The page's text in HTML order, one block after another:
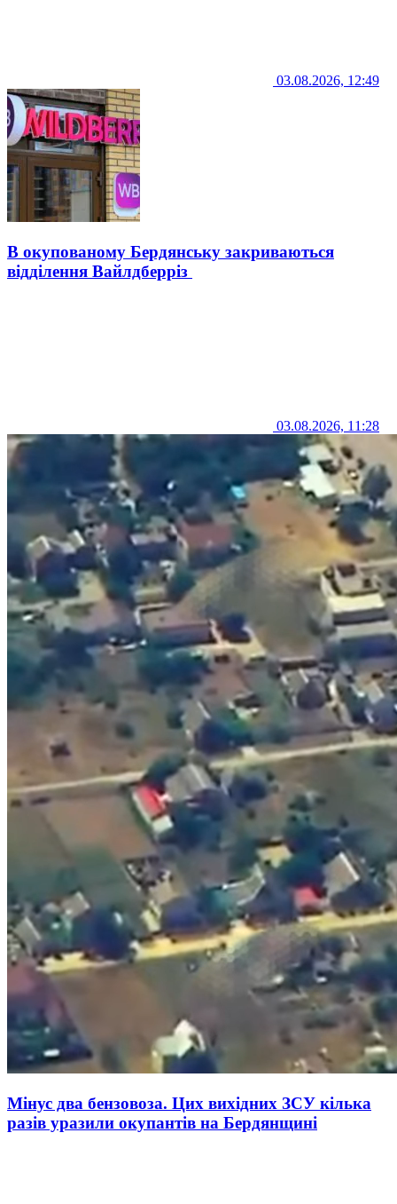
03.08.2026, 12:49
В окупованому Бердянську закриваються
відділення Вайлдберріз
03.08.2026, 11:28
Мінус два бензовоза. Цих вихідних ЗСУ кілька
разів уразили окупантів на Бердянщині